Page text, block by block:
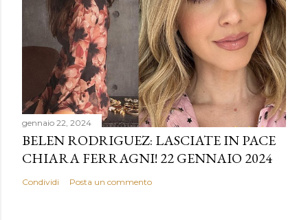
gennaio 22, 2024
BELEN RODRIGUEZ: LASCIATE IN PACE
CHIARA FERRAGNI! 22 GENNAIO 2024
Condividi Posta un commento